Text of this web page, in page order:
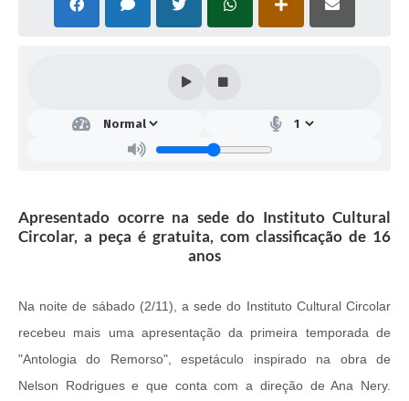
Apresentado ocorre na sede do Instituto Cultural
Circolar, a peça é gratuita, com classificação de 16
anos
Na noite de sábado (2/11), a sede do Instituto Cultural Circolar
recebeu mais uma apresentação da primeira temporada de
"Antologia do Remorso", espetáculo inspirado na obra de
Nelson Rodrigues e que conta com a direção de Ana Nery.